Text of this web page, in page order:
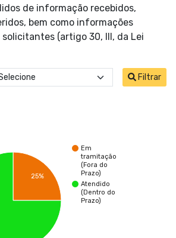
de informação recebidos,
bem como informações
(artigo 30, III, da Lei
Filtrar
Em
tramitação
(Fora do
Prazo)
Atendido
(Dentro do
Prazo)
25%